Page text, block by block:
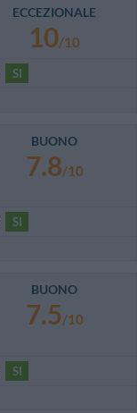
ECCEZIONALE
10/10
SI
BUONO
7.8/10
SI
BUONO
7.5/10
SI